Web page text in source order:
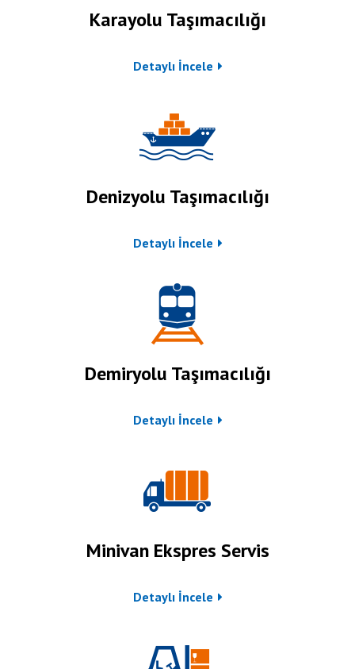
Karayolu Taşımacılığı
Detaylı İncele
Denizyolu Taşımacılığı
Detaylı İncele
Demiryolu Taşımacılığı
Detaylı İncele
Minivan Ekspres Servis
Detaylı İncele